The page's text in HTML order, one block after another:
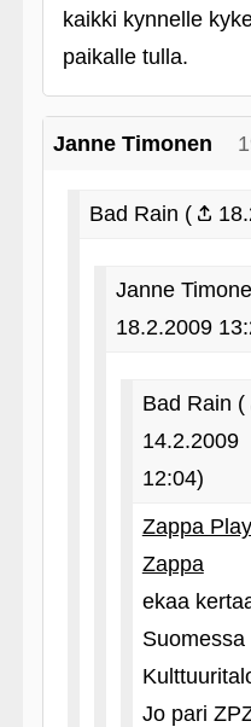
kaikki kynnelle
paikalle tulla.
Janne Timonen
Bad Rain (
Janne
18.2.2009
Bad Rain (
14.2.2009
12:04)
Zappa
Zappa
ekaa
Suomessa
Jo pari